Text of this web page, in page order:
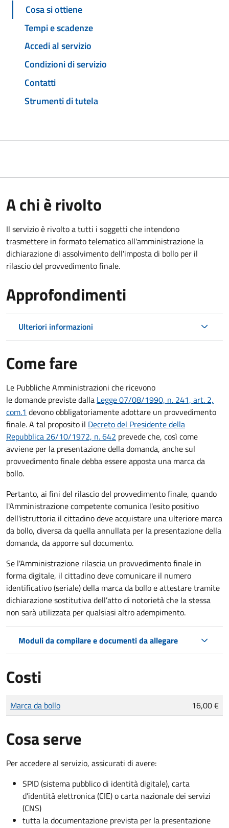
Cosa si ottiene
Tempi e scadenze
Accedi al servizio
Condizioni di servizio
Contatti
Strumenti di tutela
A chi è rivolto
Il servizio è rivolto a tutti i soggetti che intendono
trasmettere in formato telematico all'amministrazione la
dichiarazione di assolvimento dell'imposta di bollo per il
rilascio del provvedimento finale.
Approfondimenti
Ulteriori informazioni
Come fare
Le Pubbliche Amministrazioni che ricevono
le domande previste dalla Legge 07/08/1990, n. 241, art. 2,
com.1 devono obbligatoriamente adottare un provvedimento
finale. A tal proposito il Decreto del Presidente della
Repubblica 26/10/1972, n. 642 prevede che, così come
avviene per la presentazione della domanda, anche sul
provvedimento finale debba essere apposta una marca da
bollo.
Pertanto, ai fini del rilascio del provvedimento finale, quando
l'Amministrazione competente comunica l'esito positivo
dell'istruttoria il cittadino deve acquistare una ulteriore marca
da bollo, diversa da quella annullata per la presentazione della
domanda, da apporre sul documento.
Se l'Amministrazione rilascia un provvedimento finale in
forma digitale, il cittadino devecomunicare il numero
identificativo (seriale) della marca da bollo e attestare tramite
dichiarazione sostitutiva dell’atto di notorietà che la stessa
non sarà utilizzata per qualsiasi altro adempimento.
Moduli da compilare e documenti da allegare
Costi
Tipo di pagamento
Importo
Marca da bollo 16,00 €
Cosa serve
Per accedere al servizio, assicurati di avere:
SPID (sistema pubblico di identità digitale), carta
d’identità elettronica (CIE) o carta nazionale dei servizi
(CNS)
tutta la documentazione prevista per la presentazione